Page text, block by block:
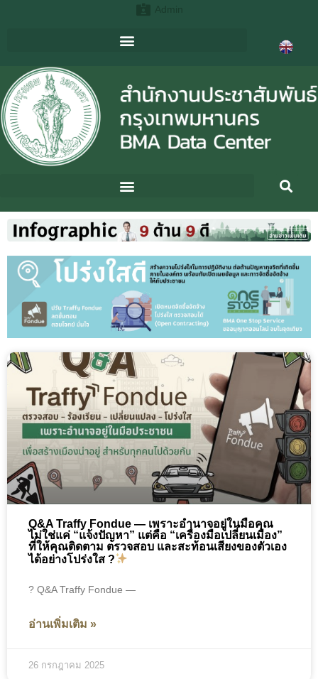
Q&A Traffy Fondue — เพราะอำนาจอยู่ในมือคุณ
ไม่ใช่แค่ “แจ้งปัญหา” แต่คือ “เครื่องมือเปลี่ยนเมือง”
ที่ให้คุณติดตาม ตรวจสอบ และสะท้อนเสียงของตัวเอง
ได้อย่างโปร่งใส ?
? Q&A Traffy Fondue —
อ่านเพิ่มเติม »
26 กรกฎาคม 2025